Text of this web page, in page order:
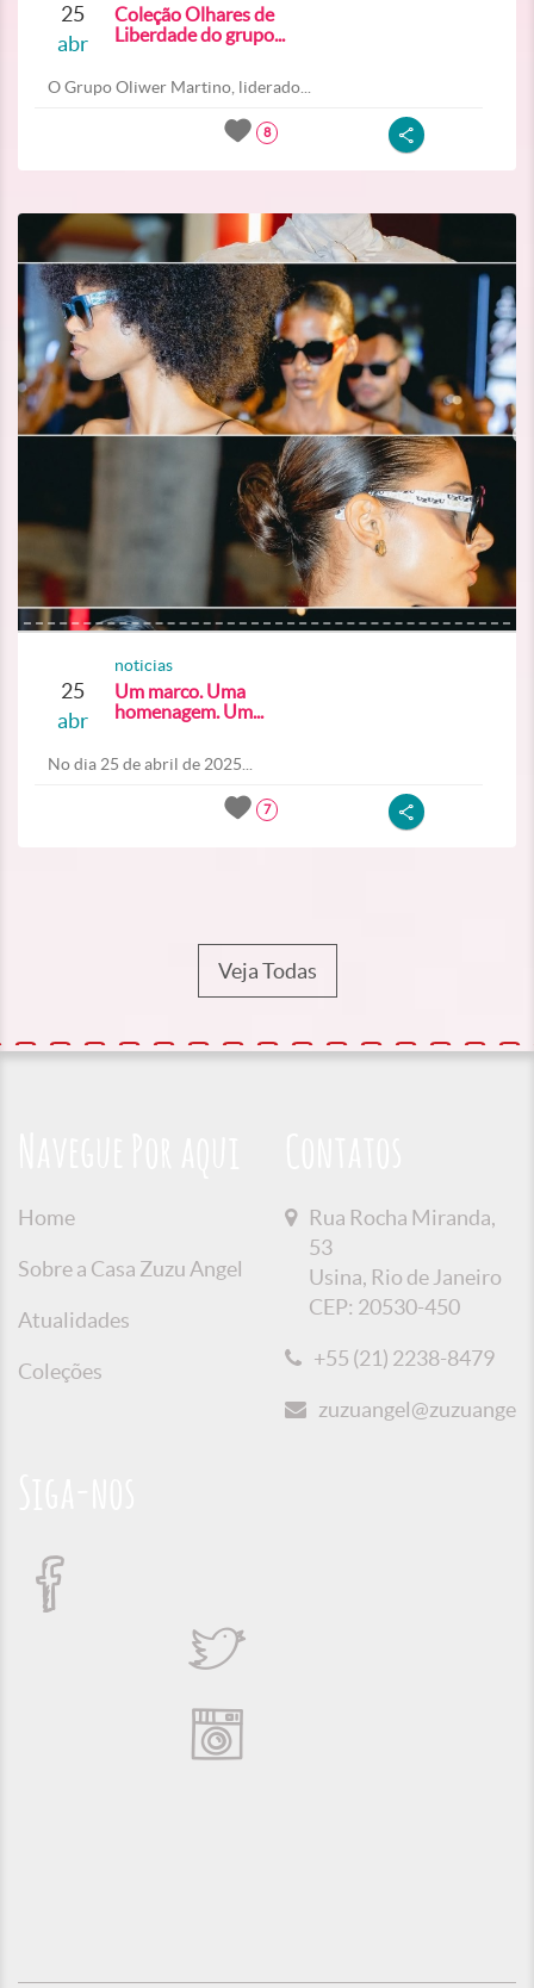
25
abr
Coleção Olhares de
Liberdade do grupo...
O Grupo Oliwer Martino, liderado...
8
25
abr
noticias
Um marco. Uma
homenagem. Um...
No dia 25 de abril de 2025...
7
Veja Todas
Home
Sobre a Casa Zuzu Angel
Atualidades
Coleções
Rua Rocha Miranda,
53
Usina, Rio de Janeiro
CEP: 20530-450
+55 (21) 2238-8479